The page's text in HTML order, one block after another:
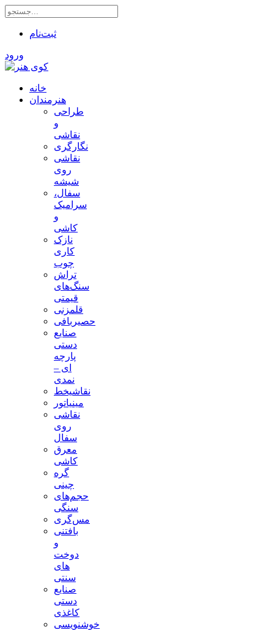
ثبت‌نام
ورود
خانه
هنرمندان
طراحی
و
نقاشی
نگارگری
نقاشی
روی
شیشه
سفال،
سرامیک
و
کاشی
نازک
کاری
چوب
تراش
سنگ‌های
قیمتی
قلمزنی
حصیربافی
صنایع
دستی
پارچه
ای –
نمدی
نقاشیخط
مینیاتور
نقاشی
روی
سفال
معرق
کاشی
گره
چینی
حجم‌های
سنگی
مس‌گری
بافتنی‌
و
دوخت
های
سنتی
صنایع
دستی
کاغذی
خوشنویسی